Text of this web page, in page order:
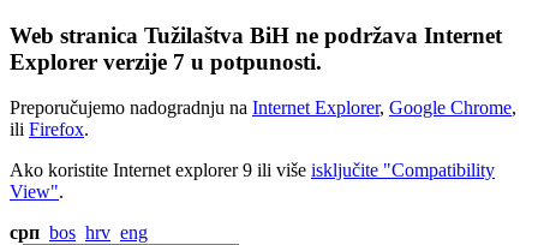
Web stranica Tužilaštva BiH ne podržava Internet
Explorer verzije 7 u potpunosti.
Preporučujemo nadogradnju na Internet Explorer, Google Chrome,
ili Firefox.
Ako koristite Internet explorer 9 ili više isključite "Compatibility
View".
срп bos hrv eng